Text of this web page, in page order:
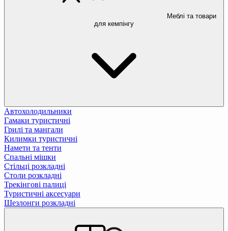
Меблі та товари
для кемпінгу
Автохолодильники
Гамаки туристичні
Грилі та мангали
Килимки туристичні
Намети та тенти
Спальні мішки
Стільці розкладні
Столи розкладні
Трекінгові палиці
Туристичні аксесуари
Шезлонги розкладні